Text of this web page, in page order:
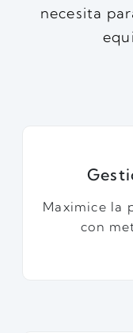
necesita
Maximice la
con